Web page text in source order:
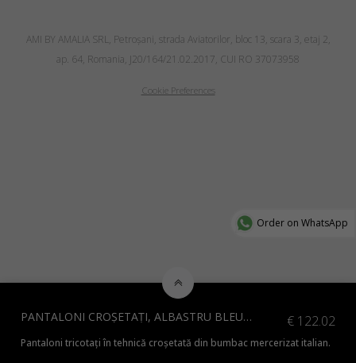
PANTALONI CROȘETAȚI, ALBASTRU BLEUMARIN € 122.02
Pantaloni tricotați în tehnică croșetată din bumbac mercerizat italian.
AMI BY AMALIA SRL, Petroşani, strada Aviatorilor, bloc 13, scara 3, etaj 2,
ap. 64, Romania, J20/164/21.02.2017, CUI RO 37073958
Cookie Preferences
Order on WhatsApp